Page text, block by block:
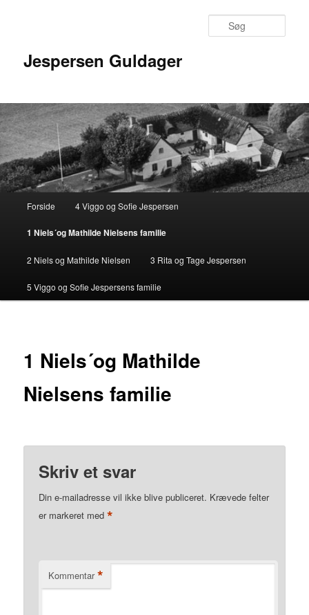
Jespersen Guldager
Forside 4 Viggo og Sofie Jespersen
1 Niels´og Mathilde Nielsens familie
2 Niels og Mathilde Nielsen 3 Rita og Tage Jespersen
5 Viggo og Sofie Jespersens familie
1 Niels´og Mathilde
Nielsens familie
Skriv et svar
Din e-mailadresse vil ikke blive publiceret. Krævede felter
er markeret med*
Kommentar *